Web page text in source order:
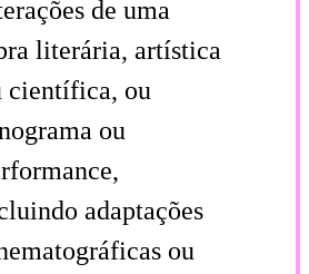
de uma
literária, artística
científica, ou
ou
adaptações
ou